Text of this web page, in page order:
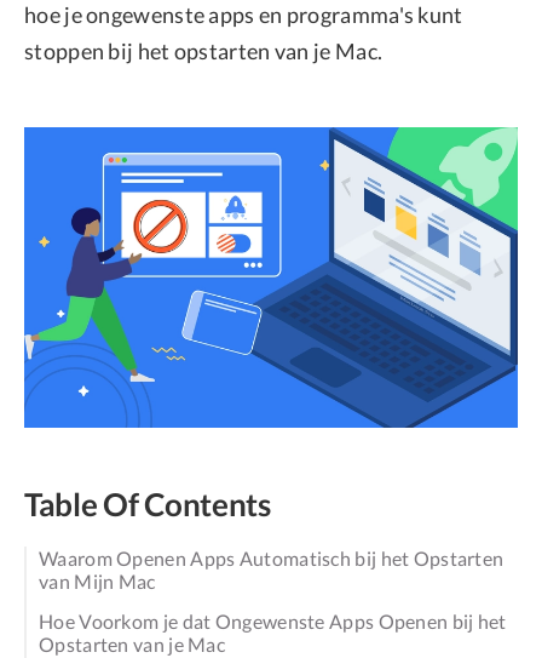
hoe je ongewenste apps en programma's kunt
stoppen bij het opstarten van je Mac.
Table Of Contents
Waarom Openen Apps Automatisch bij het Opstarten
van Mijn Mac
Hoe Voorkom je dat Ongewenste Apps Openen bij het
Opstarten van je Mac